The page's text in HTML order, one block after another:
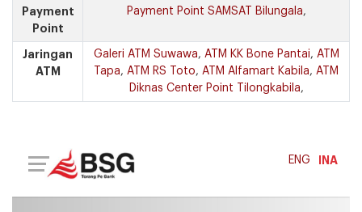
Payment
Point
Payment Point SAMSAT Bilungala,
Jaringan
ATM
Galeri ATM Suwawa, ATM KK Bone Pantai, ATM
Tapa, ATM RS Toto, ATM Alfamart Kabila, ATM
Diknas Center Point Tilongkabila,